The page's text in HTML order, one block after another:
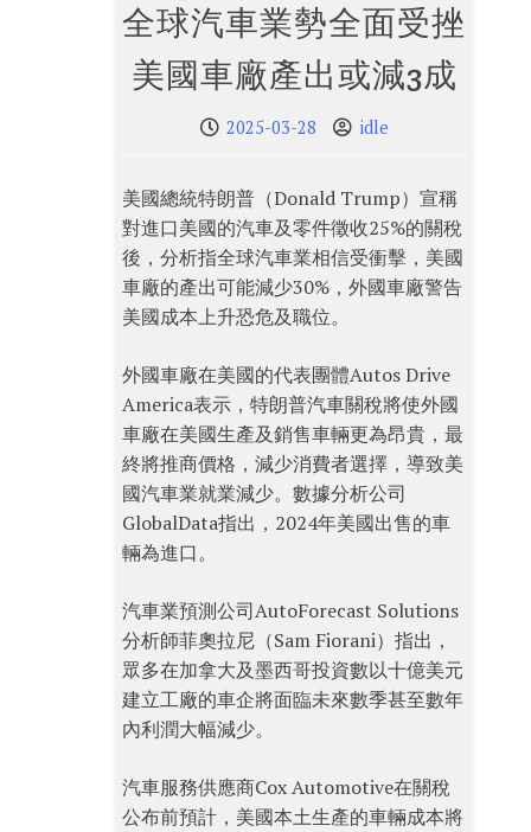
全球汽車業勢全面受挫
美國車廠產出或減3成
2025-03-28 idle
美國總統特朗普（Donald Trump）宣稱
對進口美國的汽車及零件徵收25%的關稅
後，分析指全球汽車業相信受衝擊，美國
車廠的產出可能減少30%，外國車廠警告
美國成本上升恐危及職位。
外國車廠在美國的代表團體Autos Drive
America表示，特朗普汽車關稅將使外國
車廠在美國生產及銷售車輛更為昂貴，最
終將推商價格，減少消費者選擇，導致美
國汽車業就業減少。數據分析公司
GlobalData指出，2024年美國出售的車
輛為進口。
汽車業預測公司AutoForecast Solutions
分析師菲奧拉尼（Sam Fiorani）指出，
眾多在加拿大及墨西哥投資數以十億美元
建立工廠的車企將面臨未來數季甚至數年
內利潤大幅減少。
汽車服務供應商Cox Automotive在關稅
公布前預計，美國本土生產的車輛成本將